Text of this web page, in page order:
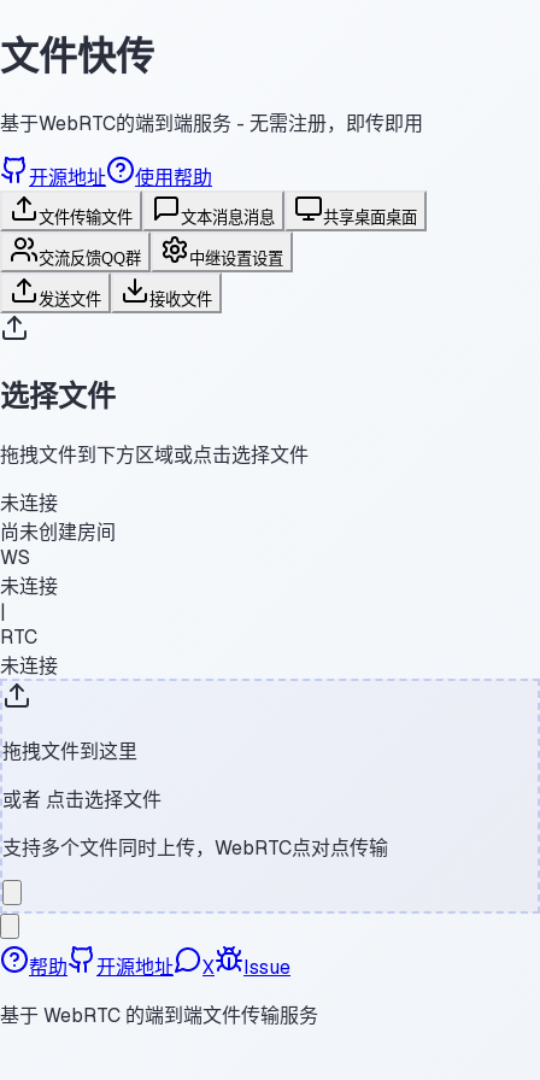
文件快传
基于WebRTC的端到端服务 - 无需注册，即传即用
开源地址 使用帮助
文件传输文件 文本消息消息 共享桌面桌面
交流反馈QQ群 中继设置设置
发送文件 接收文件
选择文件
拖拽文件到下方区域或点击选择文件
未连接
尚未创建房间
WS
未连接
|
RTC
未连接
拖拽文件到这里
或者 点击选择文件
支持多个文件同时上传，WebRTC点对点传输
帮助 开源地址 X
Issue
基于 WebRTC 的端到端文件传输服务